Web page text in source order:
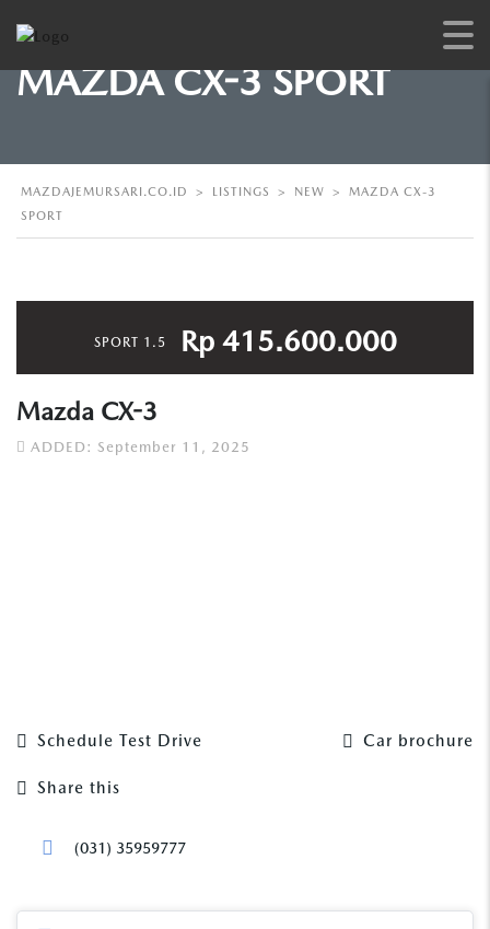
MAZDA CX-3 SPORT
MAZDAJEMURSARI.CO.ID > LISTINGS > NEW >
MAZDA CX-3
SPORT
SPORT 1.5 Rp 415.600.000
Mazda CX-3
ADDED: September 11, 2025
Schedule Test Drive Car brochure
Share this
Facebook
Mastodon
Email
Share
(031) 35959777